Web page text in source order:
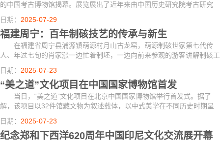
的中国考古博物馆揭幕。展览展出了近年来由中国历史研究院考古研究
所、河北省文物考古研究院等单位在雄安古州城遗址开展考古发掘所取得
的一系列...
日期： 2025-07-29
福建周宁：百年制硋技艺的传承与新生
在福建省周宁县浦源镇萌源村月山古龙窑，萌源制硋世家第七代传
人、年过七旬的肖家涨一边忙着制坯，一边向前来参观的游客讲解制硋工
艺。
日期： 2025-07-23
“美之道”文化项目在中国国家博物馆首发
当日，“美之道”文化项目在北京中国国家博物馆举行首发式。据了
解，该项目以32件馆藏文物为叙述载体，以中式美学在不同历史时期呈
现出的鲜明时代特征为叙事脉络，通过线下“美之道”导览路径与“线上小
程序交互...
日期： 2025-07-23
纪念郑和下西洋620周年中国印尼文化交流展开幕